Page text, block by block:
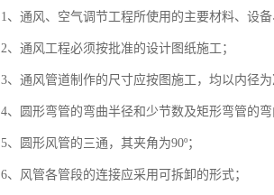
1、通风、空气调节工程所使用的主要材料、设
2、通风工程必须按批准的设计图纸施工；
3、通风管道制作的尺寸应按图施工，均以内径
4、圆形弯管的弯曲半径和少节数及矩形弯管的
5、圆形风管的三通，其夹角为90º；
6、风管各管段的连接应采用可拆卸的形式；